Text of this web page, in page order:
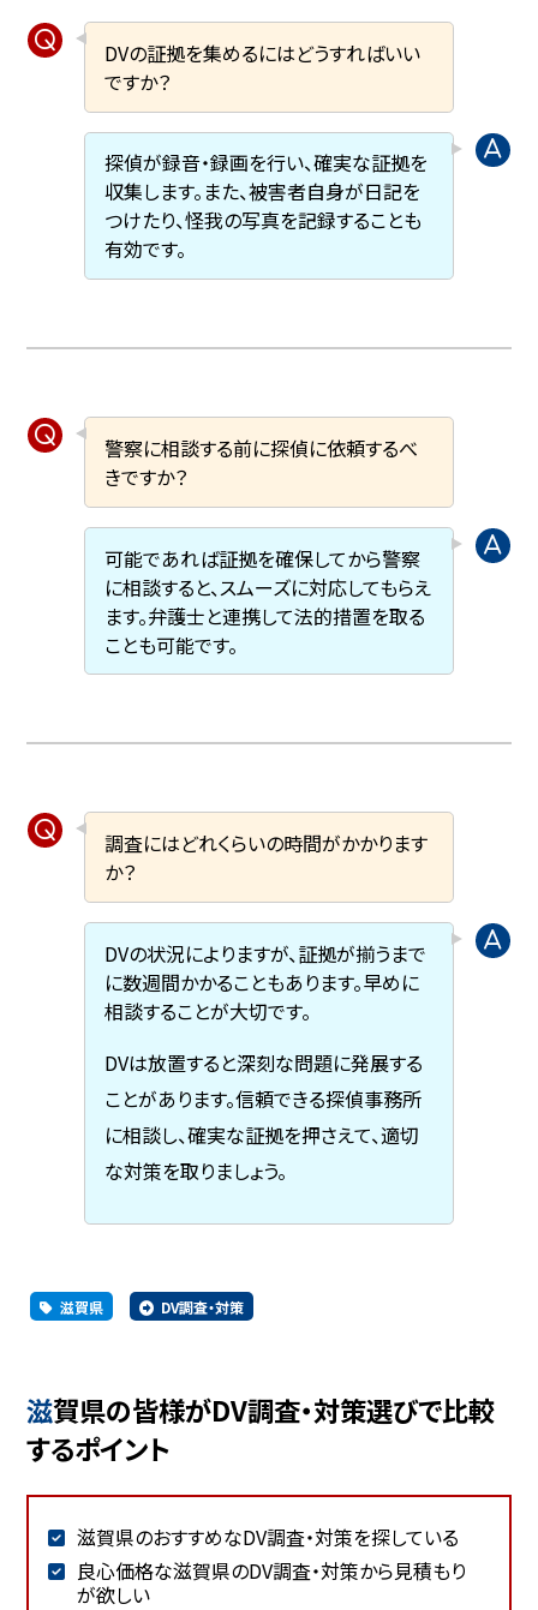
DVの証拠を集めるにはどうすればいい
ですか？
探偵が録音・録画を行い、確実な証拠を
収集します。また、被害者自身が日記を
つけたり、怪我の写真を記録することも
有効です。
警察に相談する前に探偵に依頼するべ
きですか？
可能であれば証拠を確保してから警察
に相談すると、スムーズに対応してもらえ
ます。弁護士と連携して法的措置を取る
ことも可能です。
調査にはどれくらいの時間がかかります
か？
DVの状況によりますが、証拠が揃うまで
に数週間かかることもあります。早めに
相談することが大切です。
DVは放置すると深刻な問題に発展する
ことがあります。信頼できる探偵事務所
に相談し、確実な証拠を押さえて、適切
な対策を取りましょう。
滋賀県 DV調査・対策
滋賀県の皆様がDV調査・対策選びで比較
するポイント
滋賀県のおすすめなDV調査・対策を探している
良心価格な滋賀県のDV調査・対策から見積もり
が欲しい